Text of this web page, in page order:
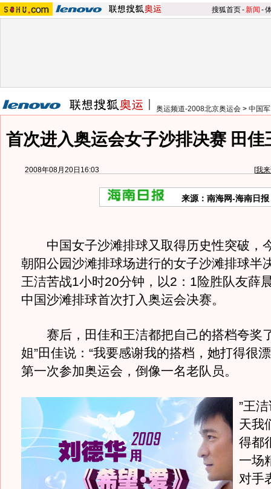
搜狐首页-新闻 -
奥运频道-2008北京奥运会 > 中国
首次进入奥运会女子沙排决赛 田佳
2008年08月20日16:03 [我
来源：南海网-海南日
中国女子沙滩排球又取得历史性突破，
朝阳公园沙滩排球场进行的女子沙滩排球半
王洁苦战1小时20分钟，以2：1险胜队友薛
中国沙滩排球首次打入奥运会决赛。
赛后，田佳和王洁都把自己的搭档夸奖
姐”田佳说：“我要感谢我的搭档，她打得很
第一次参加奥运会，倒像一名老队员。
”王
天我
得都
一场
对手